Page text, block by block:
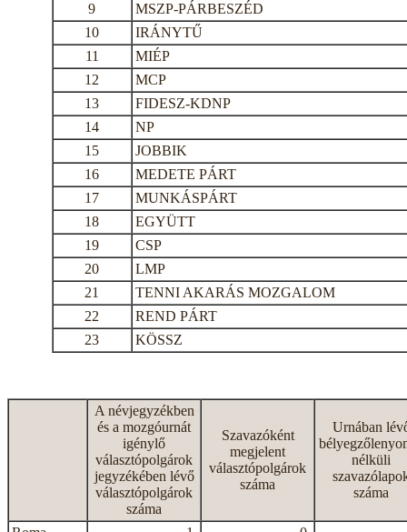
9
MSZP-PÁRBESZÉD
10
IRÁNYTŰ
11
MIÉP
12
MCP
13
FIDESZ-KDNP
14
NP
15
JOBBIK
16
MEDETE PÁRT
17
MUNKÁSPÁRT
18
EGYÜTT
19
CSP
20
LMP
21
TENNI AKARÁS MOZGALOM
22
REND PÁRT
23
KÖSSZ
A névjegyzékben
és a mozgóurnát
igénylő
választópolgárok
jegyzékében lévő
választópolgárok
száma
Szavazóként
megjelent
választópolgárok
száma
Urnában
nélküli
száma